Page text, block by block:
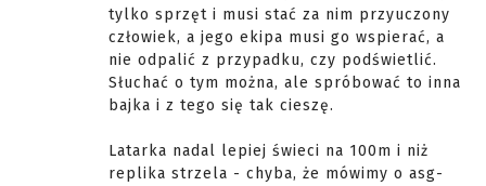
tylko sprzęt i musi stać za nim przyuczony
człowiek, a jego ekipa musi go wspierać, a
nie odpalić z przypadku, czy podświetlić.
Słuchać o tym można, ale spróbować to inna
bajka i z tego się tak cieszę.
Latarka nadal lepiej świeci na 100m i niż
replika strzela - chyba, że mówimy o asg-